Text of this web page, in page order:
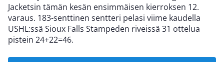
Jacketsin tämän kesän ensimmäisen kierroksen 12.
varaus. 183-senttinen sentteri pelasi viime kaudella
USHL:ssä Sioux Falls Stampeden riveissä 31 ottelua
pistein 24+22=46.